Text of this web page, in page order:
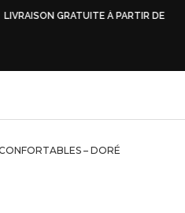
LIVRAISON GRATUITE À PARTIR DE 500
– DORÉ